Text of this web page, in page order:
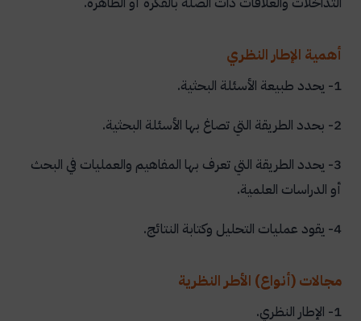
أهمية الإطار النظري
1- يحدد طبيعة الأسئلة البحثية.
2- بحدد الطريقة التي تصاغ بها الأسئلة البحثية.
3- يحدد الطريقة التي تعرف بها المفاهيم والعمليات في البحث
أو الدراسات العلمية.
4- يقود عمليات التحليل وكتابة النتائج.
مجالات (أنواع) الأطر النظرية
1- الإطار النظري.